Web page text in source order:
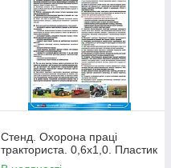
Стенд. Охорона праці
тракториста. 0,6х1,0. Пластик